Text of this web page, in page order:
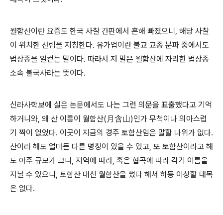
월함산이란 요즘도 한국 사찰 간판에서 흔해 빠졌으니, 해당 사찰
이 위치한 산림을 지칭한다. 유가업이란 불교 교종 분파 중에서도
법상종을 일컫는 말이다. 따라서 저 말은 월함산에 자리한 법상종
소속 불국사라는 뜻이다.
신라사학보에 실은 논문에서도 나는 그런 의문을 표출했다고 기억
하거니와, 왜 산 이름이 월함산(月含山)인가 무척이나 의아스럽
기 짝이 없었다. 이곳이 지금의 경주 토함산임은 말할 나위가 없다.
산이라 해도 얼마든 다른 명칭이 있을 수 있고, 또 토함산이라고 해
도 아주 규모가 크니, 지역에 따라, 혹은 협곡에 따라 각기 이름을
지닐 수 있으니, 토함산 대신 월함산을 썼다 해서 하등 이상할 대목
은 없다.